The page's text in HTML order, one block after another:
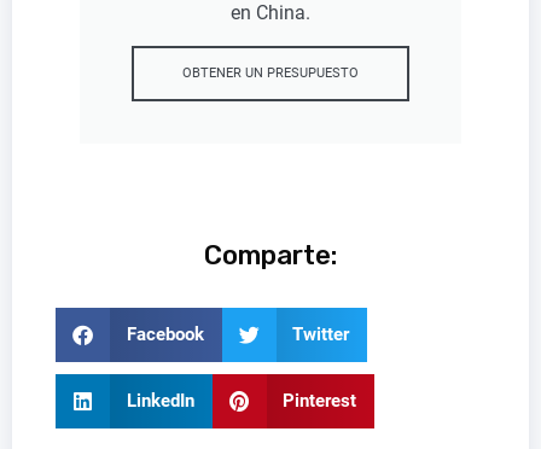
en China.
OBTENER UN PRESUPUESTO
Comparte:
Facebook Twitter
LinkedIn Pinterest